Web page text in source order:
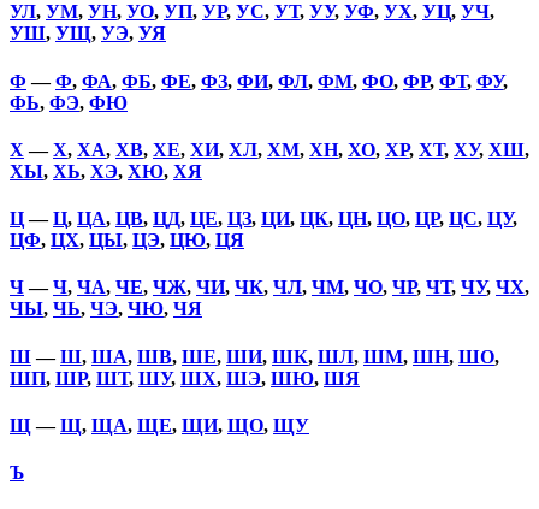
УЛ, УМ, УН, УО, УП, УР, УС, УТ, УУ, УФ, УХ, УЦ, УЧ,
УШ, УЩ, УЭ, УЯ
Ф —Ф, ФА, ФБ, ФЕ, ФЗ, ФИ, ФЛ, ФМ, ФО, ФР, ФТ, ФУ,
ФЬ, ФЭ, ФЮ
Х —Х, ХА, ХВ, ХЕ, ХИ, ХЛ, ХМ, ХН, ХО, ХР, ХТ, ХУ, ХШ,
ХЫ, ХЬ, ХЭ, ХЮ, ХЯ
Ц—Ц, ЦА, ЦВ, ЦД, ЦЕ, ЦЗ, ЦИ, ЦК, ЦН, ЦО, ЦР, ЦС, ЦУ,
ЦФ, ЦХ, ЦЫ, ЦЭ, ЦЮ, ЦЯ
Ч—Ч, ЧА, ЧЕ, ЧЖ, ЧИ, ЧК, ЧЛ, ЧМ, ЧО, ЧР, ЧТ, ЧУ, ЧХ,
ЧЫ, ЧЬ, ЧЭ, ЧЮ, ЧЯ
Ш—Ш, ША, ШВ, ШЕ, ШИ, ШК, ШЛ, ШМ, ШН, ШО,
ШП, ШР, ШТ, ШУ, ШХ, ШЭ, ШЮ, ШЯ
Щ —Щ, ЩА, ЩЕ, ЩИ, ЩО, ЩУ
Ъ